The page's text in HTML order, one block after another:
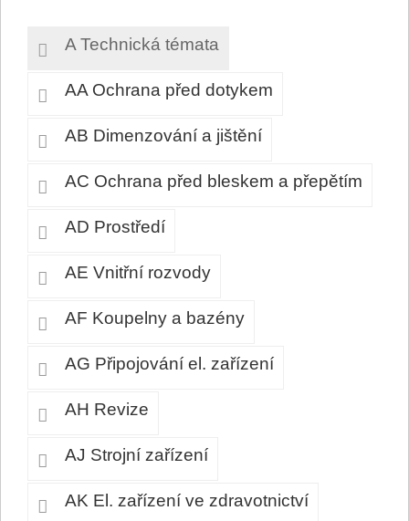
A Technická témata
AA Ochrana před dotykem
AB Dimenzování a jištění
AC Ochrana před bleskem a přepětím
AD Prostředí
AE Vnitřní rozvody
AF Koupelny a bazény
AG Připojování el. zařízení
AH Revize
AJ Strojní zařízení
AK El. zařízení ve zdravotnictví